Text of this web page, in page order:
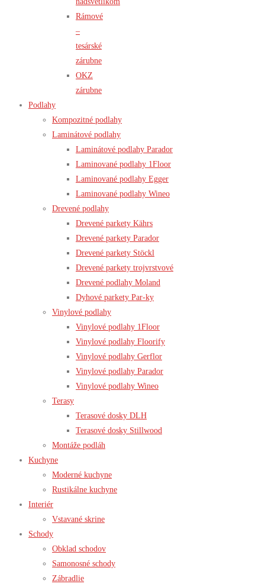
Rámové
–
tesárské
zárubne
OKZ
zárubne
Podlahy
Kompozitné podlahy
Laminátové podlahy
Laminátové podlahy Parador
Laminované podlahy 1Floor
Laminované podlahy Egger
Laminované podlahy Wineo
Drevené podlahy
Drevené parkety Kährs
Drevené parkety Parador
Drevené parkety Stöckl
Drevené parkety trojvrstvové
Drevené podlahy Moland
Dyhové parkety Par-ky
Vinylové podlahy
Vinylové podlahy 1Floor
Vinylové podlahy Floorify
Vinylové podlahy Gerflor
Vinylové podlahy Parador
Vinylové podlahy Wineo
Terasy
Terasové dosky DLH
Terasové dosky Stillwood
Montáže podláh
Kuchyne
Moderné kuchyne
Rustikálne kuchyne
Interiér
Vstavané skrine
Schody
Obklad schodov
Samonosné schody
Zábradlie